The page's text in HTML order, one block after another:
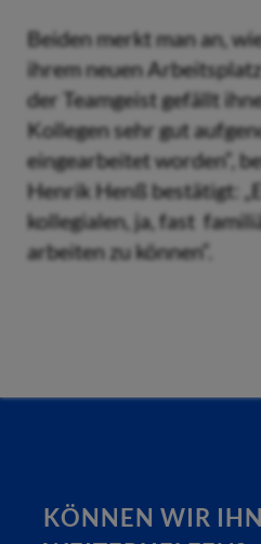
Beiden merkt man an,
ihrem neuen
der Teamgeist gefällt
Kollegen sehr gut
eingearbeitet worden“,
Henrik Henß bestätigt:
kollegialen, ja, fast
arbeiten zu können“.
KÖNNEN WIR